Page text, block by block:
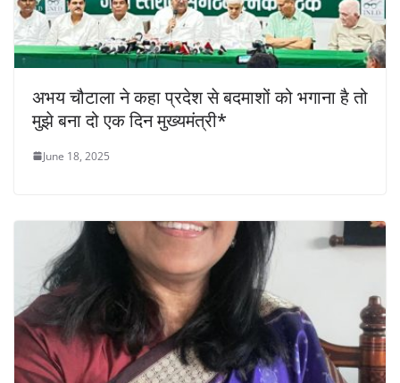
अभय चौटाला ने कहा प्रदेश से बदमाशों को भगाना है तो
मुझे बना दो एक दिन मुख्यमंत्री*
June 18, 2025